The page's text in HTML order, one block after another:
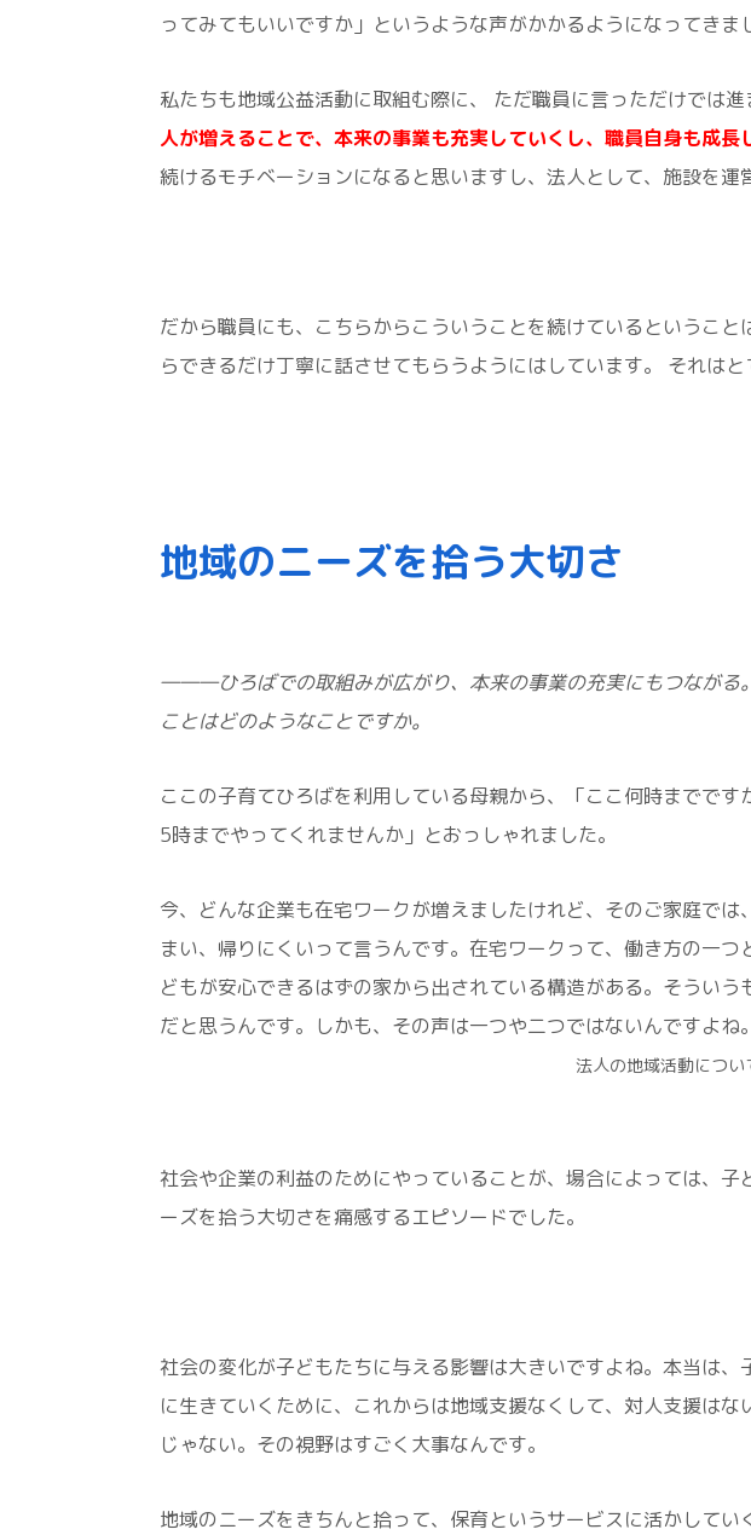
ってみてもいいですか」というような声がかかるようになってきま
私たちも地域公益活動に取組む際に、 ただ職員に言っただけでは
人が増えることで、本来の事業も充実していくし、職員自身も成
続けるモチベーションになると思いますし、法人として、施設を
だから職員にも、こちらからこういうことを続けているというこ
らできるだけ丁寧に話させてもらうようにはしています。 それはと
地域のニーズを拾う大切さ
―――ひろばでの取組みが広がり、本来の事業の充実にもつながる
ことはどのようなことですか。
ここの子育てひろばを利用している母親から、「ここ何時までで
5時までやってくれませんか」とおっしゃれました。
今、どんな企業も在宅ワークが増えましたけれど、そのご家庭で
まい、帰りにくいって言うんです。在宅ワークって、働き方の一
どもが安心できるはずの家から出されている構造がある。そうい
だと思うんです。しかも、その声は一つや二つではないんですよね。
法人の地域活動につ
社会や企業の利益のためにやっていることが、場合によっては、
ーズを拾う大切さを痛感するエピソードでした。
社会の変化が子どもたちに与える影響は大きいですよね。本当は
に生きていくために、これからは地域支援なくして、対人支援は
じゃない。その視野はすごく大事なんです。
地域のニーズをきちんと拾って、保育というサービスに活かして